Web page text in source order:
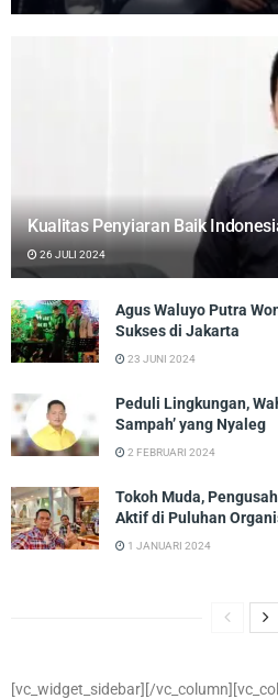
Kualitas Penyiaran Baik
26 JULI 2024
Agus Waluyo Putra
Sukses di Jakarta
23 JUNI 2024
Peduli Lingkungan,
Sampah’ yang Nyaleg
2 FEBRUARI 2024
Tokoh Muda,
Aktif di Puluhan
1 JANUARI 2024
[vc_widget_sidebar][/